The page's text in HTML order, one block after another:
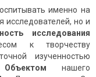
именно на
исследователей, но и
исследования
к творчеству
изученностью
Объектом нашего